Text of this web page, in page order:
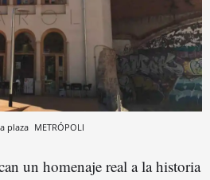
plaza METRÓPOLI
un homenaje real a la historia